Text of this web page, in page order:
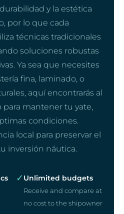
y la estética
por lo que cada
técnicas tradicionales
soluciones robustas
Ya sea que necesites
fina, laminado, o
aquí encontrarás al
para mantener tu yate,
condiciones.
local para preservar el
inversión náutica.
✓ Unlimited budgets
Receive and compare at
no cost to the shipowner